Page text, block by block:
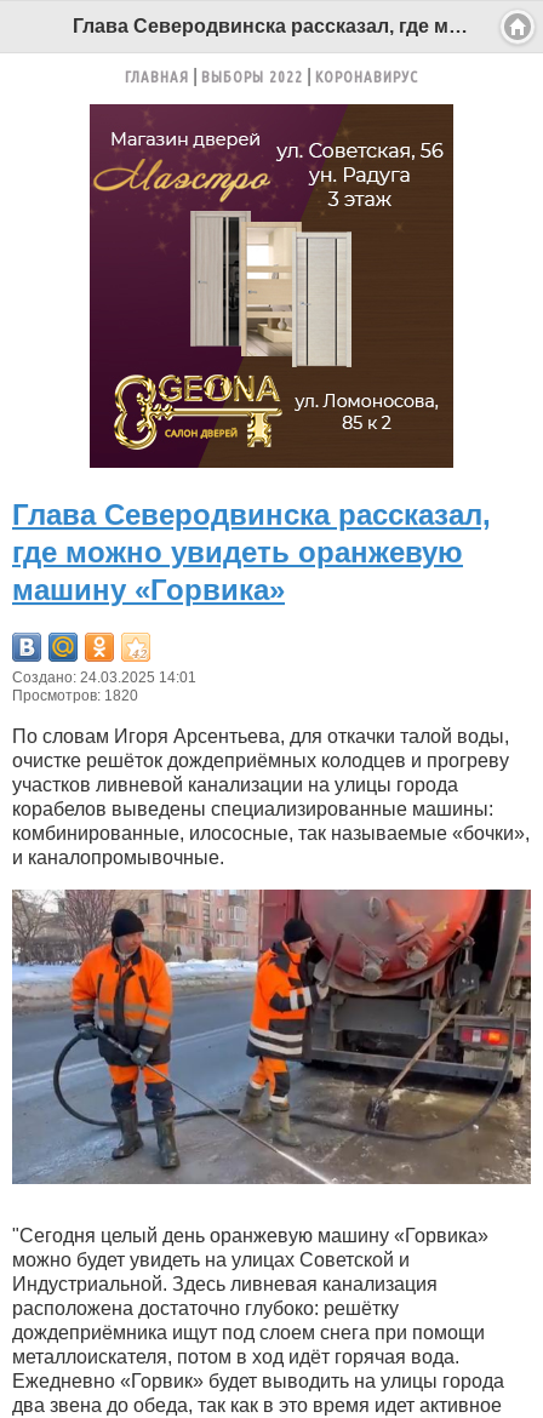
Глава Северодвинска рассказал, где можно увидеть оранжевую машину «Горвика» - Беломорканал Северодвинск tv29.ru
ГЛАВНАЯ ВЫБОРЫ 2022 КОРОНАВИРУС
Глава Северодвинска рассказал,
где можно увидеть оранжевую
машину «Горвика»
Создано: 24.03.2025 14:01
Просмотров: 1820
По словам Игоря Арсентьева, для откачки талой воды,
очистке решёток дождеприёмных колодцев и прогреву
участков ливневой канализации на улицы города
корабелов выведены специализированные машины:
комбинированные, илососные, так называемые «бочки»,
и каналопромывочные.
"Сегодня целый день оранжевую машину «Горвика»
можно будет увидеть на улицах Советской и
Индустриальной. Здесь ливневая канализация
расположена достаточно глубоко: решётку
дождеприёмника ищут под слоем снега при помощи
металлоискателя, потом в ход идёт горячая вода.
Ежедневно «Горвик» будет выводить на улицы города
два звена до обеда, так как в это время идет активное